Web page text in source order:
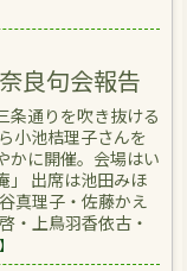
句会報告
条通りを吹き抜ける
小池桔理子さんを
かに開催。会場はい
」 出席は池田みほ
真理子・佐藤かえ
・上鳥羽香依古・